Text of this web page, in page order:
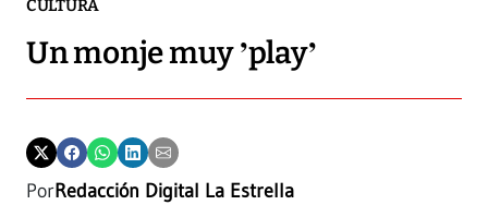
CULTURA
Un monje muy ’play’
PorRedacción Digital La Estrella